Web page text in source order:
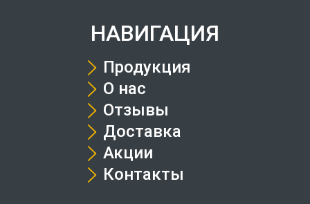
НАВИГАЦИЯ
Продукция
О нас
Отзывы
Доставка
Акции
Контакты